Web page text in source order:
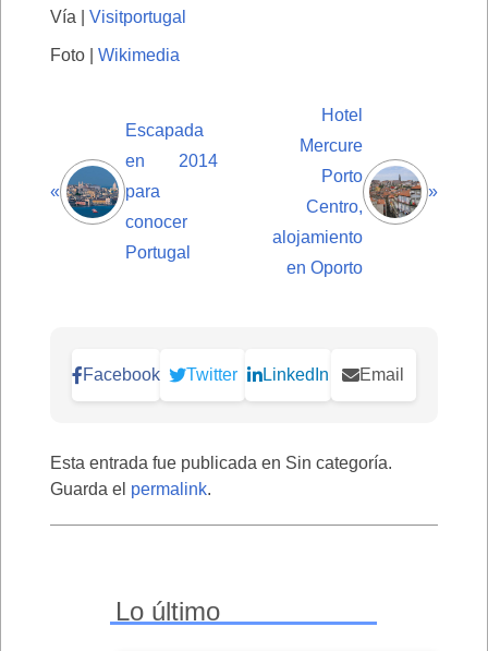
Vía | Visitportugal
Foto | Wikimedia
«
Escapada
en 2014
para
conocer
Portugal
Hotel
Mercure
Porto
Centro,
alojamiento
en Oporto
»
Facebook Twitter LinkedIn Email
Esta entrada fue publicada en Sin categoría.
Guarda el permalink.
Lo último